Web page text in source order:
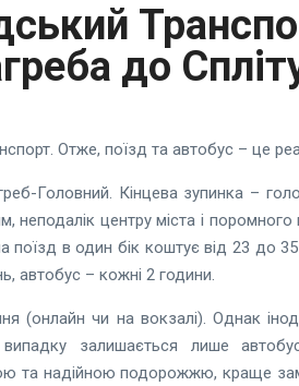
до
Отже, поїзд та автобус – це
Головний. Кінцева зупинка –
неподалік центру міста і
поїзд в один бік коштує від 23 до
автобус – кожні 2 години.
(онлайн чи на вокзалі). Однак
залишається лише
та надійною подорожжю, краще